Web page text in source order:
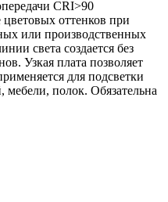
CRI>90
цветовых оттенков при
или производственных
света создается без
Узкая плата позволяет
для подсветки
полок. Обязательна